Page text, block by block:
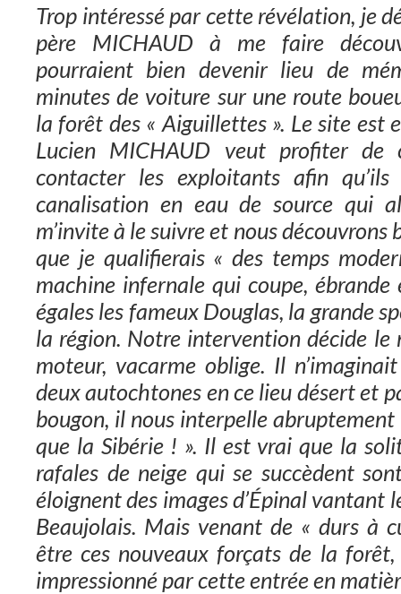
Trop intéressé par cette révélation, je
père MICHAUD à me faire
pourraient bien devenir lieu de
minutes de voiture sur une route
la forêt des « Aiguillettes ». Le site est
Lucien MICHAUD veut profiter de
contacter les exploitants afin
canalisation en eau de source qui
m’invite à le suivre et nous
que je qualifierais « des temps
machine infernale qui coupe,
égales les fameux Douglas, la grande
la région. Notre intervention décide le
moteur, vacarme oblige. Il
deux autochtones en ce lieu désert et
bougon, il nous interpelle abruptement
que la Sibérie ! ». Il est vrai que la
rafales de neige qui se succèdent
éloignent des images d’Épinal vantant
Beaujolais. Mais venant de « durs à
être ces nouveaux forçats de la
impressionné par cette entrée en